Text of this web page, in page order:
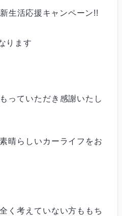
生活応援キャンペーン!!
ります
っていただき感謝いたし
晴らしいカーライフをお
く考えていない方ももち